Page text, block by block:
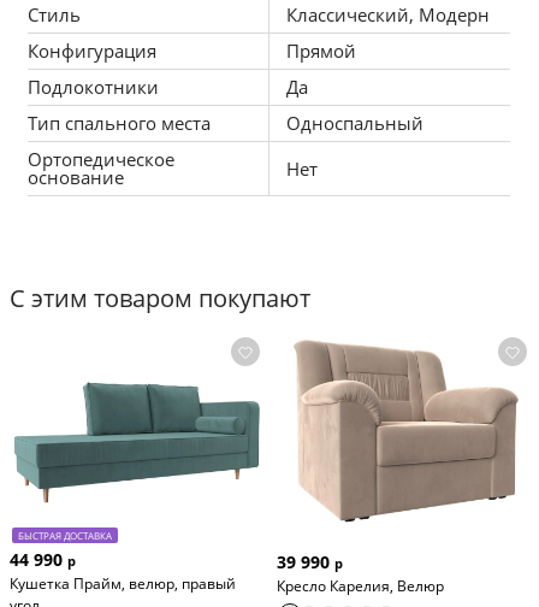
Стиль
Классический, Модерн
Конфигурация
Прямой
Подлокотники
Да
Тип спального места
Односпальный
Ортопедическое
основание Нет
С этим товаром покупают
БЫСТРАЯ ДОСТАВКА
44 990 р
Кушетка Прайм, велюр, правый
39 990 р
Кресло Карелия, Велюр